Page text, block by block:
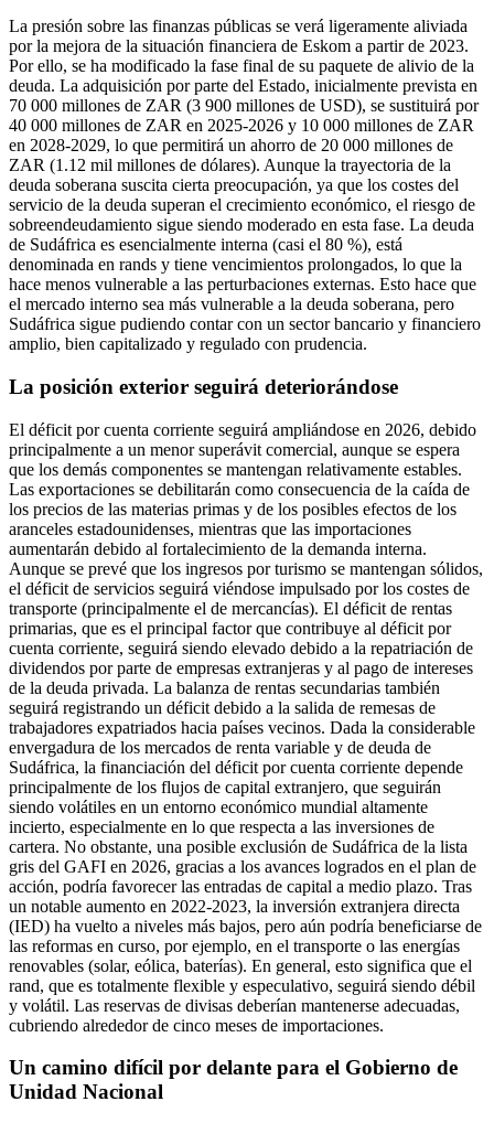
La presión sobre las finanzas públicas se verá ligeramente aliviada
por la mejora de la situación financiera de Eskom a partir de 2023.
Por ello, se ha modificado la fase final de su paquete de alivio de la
deuda. La adquisición por parte del Estado, inicialmente prevista en
70 000 millones de ZAR (3 900 millones de USD), se sustituirá por
40 000 millones de ZAR en 2025-2026 y 10 000 millones de ZAR
en 2028-2029, lo que permitirá un ahorro de 20 000 millones de
ZAR (1.12 mil millones de dólares). Aunque la trayectoria de la
deuda soberana suscita cierta preocupación, ya que los costes del
servicio de la deuda superan el crecimiento económico, el riesgo de
sobreendeudamiento sigue siendo moderado en esta fase. La deuda
de Sudáfrica es esencialmente interna (casi el 80 %), está
denominada en rands y tiene vencimientos prolongados, lo que la
hace menos vulnerable a las perturbaciones externas. Esto hace que
el mercado interno sea más vulnerable a la deuda soberana, pero
Sudáfrica sigue pudiendo contar con un sector bancario y financiero
amplio, bien capitalizado y regulado con prudencia.
La posición exterior seguirá deteriorándose
El déficit por cuenta corriente seguirá ampliándose en 2026, debido
principalmente a un menor superávit comercial, aunque se espera
que los demás componentes se mantengan relativamente estables.
Las exportaciones se debilitarán como consecuencia de la caída de
los precios de las materias primas y de los posibles efectos de los
aranceles estadounidenses, mientras que las importaciones
aumentarán debido al fortalecimiento de la demanda interna.
Aunque se prevé que los ingresos por turismo se mantengan sólidos,
el déficit de servicios seguirá viéndose impulsado por los costes de
transporte (principalmente el de mercancías). El déficit de rentas
primarias, que es el principal factor que contribuye al déficit por
cuenta corriente, seguirá siendo elevado debido a la repatriación de
dividendos por parte de empresas extranjeras y al pago de intereses
de la deuda privada. La balanza de rentas secundarias también
seguirá registrando un déficit debido a la salida de remesas de
trabajadores expatriados hacia países vecinos. Dada la considerable
envergadura de los mercados de renta variable y de deuda de
Sudáfrica, la financiación del déficit por cuenta corriente depende
principalmente de los flujos de capital extranjero, que seguirán
siendo volátiles en un entorno económico mundial altamente
incierto, especialmente en lo que respecta a las inversiones de
cartera. No obstante, una posible exclusión de Sudáfrica de la lista
gris del GAFI en 2026, gracias a los avances logrados en el plan de
acción, podría favorecer las entradas de capital a medio plazo. Tras
un notable aumento en 2022-2023, la inversión extranjera directa
(IED) ha vuelto a niveles más bajos, pero aún podría beneficiarse de
las reformas en curso, por ejemplo, en el transporte o las energías
renovables (solar, eólica, baterías). En general, esto significa que el
rand, que es totalmente flexible y especulativo, seguirá siendo débil
y volátil. Las reservas de divisas deberían mantenerse adecuadas,
cubriendo alrededor de cinco meses de importaciones.
Un camino difícil por delante para el Gobierno de
Unidad Nacional